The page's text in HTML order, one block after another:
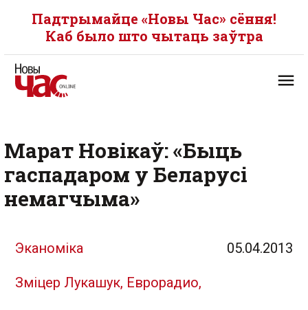
Падтрымайце «Новы Час» сёння!
Каб было што чытаць заўтра
Марат Новікаў: «Быць
гаспадаром у Беларусі
немагчыма»
Эканоміка 05.04.2013
Зміцер Лукашук, Еврорадио,